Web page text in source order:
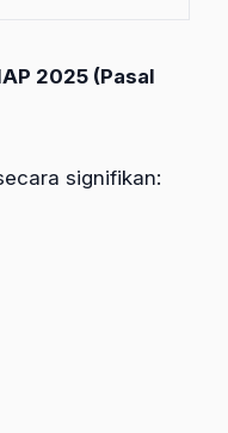
2025 (Pasal
signifikan: